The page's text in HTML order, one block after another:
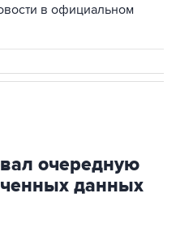
в официальном
очередную
данных